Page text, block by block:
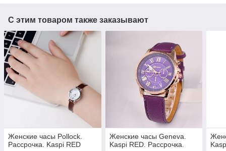
С этим товаром также заказывают
Женские часы Pollock.
Рассрочка. Kaspi RED
Женские часы Geneva.
Kaspi RED. Рассрочка.